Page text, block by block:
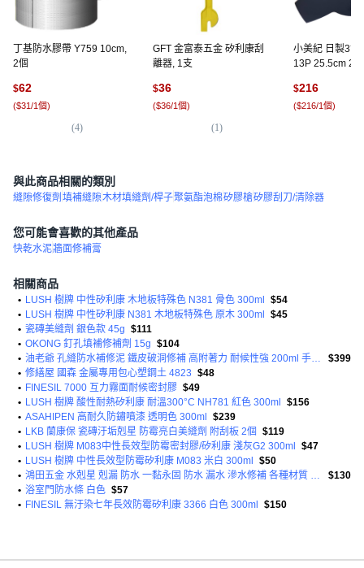
丁基防水膠帶 Y759 10cm,
2個
$62
($31/1個)
(4)
GFT 金富泰五金 矽利康刮
離器, 1支
$36
($36/1個)
(1)
小美紀 日製3齒
13P 25.5cm
$216
($216/1個)
與此商品相關的類別
縫隙修復劑 填補縫隙木材填縫劑/桿子聚氨酯泡棉矽膠槍矽膠刮刀/清除器
您可能會喜歡的其他產品
快乾水泥牆面修補膏
相關商品
• LUSH 樹牌 中性矽利康 木地板特殊色 N381 骨色 300ml $54
• LUSH 樹牌 中性矽利康 N381 木地板特殊色 原木 300ml $45
• 瓷磚美縫劑 銀色款 45g $111
• OKONG 釘孔填補修補劑 15g $104
•
$399
• 修繕屋 國森 金屬專用包心塑鋼土 4823 $48
• FINESIL 7000 互力霧面耐候密封膠 $49
• LUSH 樹牌 酸性耐熱矽利康 耐溫300°C NH781 紅色 300ml $156
• ASAHIPEN 高耐久防鏽噴漆 透明色 300ml $239
• LKB 蘭康保 瓷磚汙垢剋星 防霉亮白美縫劑 附刮板 2個 $119
• LUSH 樹牌 M083中性長效型防霉密封膠/矽利康 淺灰G2 300ml $47
• LUSH 樹牌 中性長效型防霉矽利康 M083 米白 300ml $50
•
$130
• 浴室門防水條 白色 $57
• FINESIL 無汙染七年長效防霉矽利康 3366 白色 300ml $150